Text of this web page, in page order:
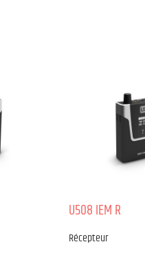
U508 IEM R
Récepteur